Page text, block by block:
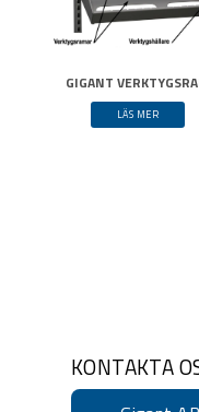
GIGANT
LÄS MER
KONTAKTA